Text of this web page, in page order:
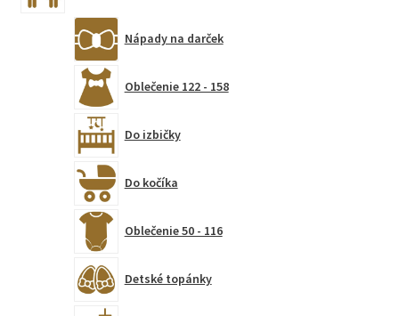
Nápady na darček
Oblečenie 122 - 158
Do izbičky
Do kočíka
Oblečenie 50 - 116
Detské topánky